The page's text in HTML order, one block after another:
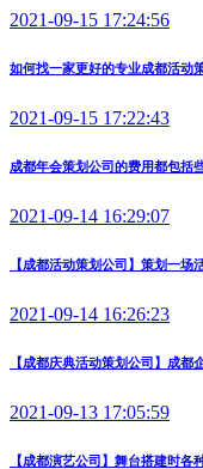
2021-09-15 17:24:56
如何找一家更好的专业成都活动
2021-09-15 17:22:43
成都年会策划公司的费用都包括
2021-09-14 16:29:07
【成都活动策划公司】策划一场
2021-09-14 16:26:23
【成都庆典活动策划公司】成都
2021-09-13 17:05:59
【成都演艺公司】舞台搭建时各